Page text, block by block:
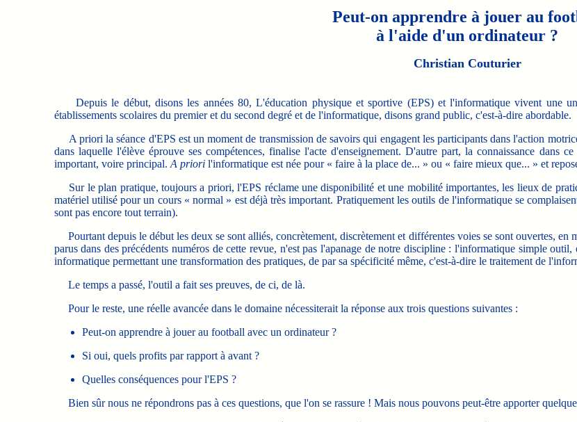
Peut-on apprendre à jouer au
à l'aide d'un ordinateur ?
Christian Couturier
Depuis le début, disons les années 80, L'éducation physique et sportive (EPS) et l'informatique vivent une
établissements scolaires du premier et du second degré et de l'informatique, disons grand public, c'est-à-dire abordable.
A priori la séance d'EPS est un moment de transmission de savoirs qui engagent les participants dans l'action
dans laquelle l'élève éprouve ses compétences, finalise l'acte d'enseignement. D'autre part, la connaissance dans
important, voire principal. A prioril'informatique est née pour « faire à la place de... » ou « faire mieux que... » et
Sur le plan pratique, toujours a priori, l'EPS réclame une disponibilité et une mobilité importantes, les lieux de
matériel utilisé pour un cours « normal » est déjà très important. Pratiquement les outils de l'informatique se
sont pas encore tout terrain).
Pourtant depuis le début les deux se sont alliés, concrètement, discrètement et différentes voies se sont ouvertes, en
parus dans des précédents numéros de cette revue, n'est pas l'apanage de notre discipline : l'informatique simple
informatique permettant une transformation des pratiques, de par sa spécificité même, c'est-à-dire le traitement de
Le temps a passé, l'outil a fait ses preuves, de ci, de là.
Pour le reste, une réelle avancée dans le domaine nécessiterait la réponse aux trois questions suivantes :
Peut-on apprendre à jouer au football avec un ordinateur ?
Si oui, quels profits par rapport à avant ?
Quelles conséquences pour l'EPS ?
Bien sûr nous ne répondrons pas à ces questions, que l'on se rassure ! Mais nous pouvons peut-être apporter